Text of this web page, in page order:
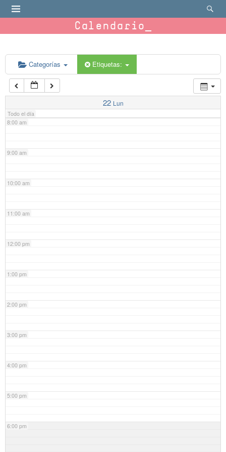
Calendario
Categorías Etiquetas:
22 Lun
Todo el día
6:00 am
7:00 am
8:00 am
9:00 am
10:00 am
11:00 am
12:00 pm
1:00 pm
2:00 pm
3:00 pm
4:00 pm
5:00 pm
6:00 pm